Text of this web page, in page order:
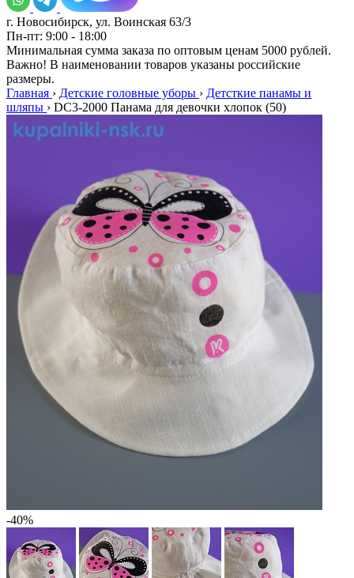
г. Новосибирск, ул. Воинская 63/3
Пн-пт: 9:00 - 18:00
Минимальная сумма заказа по оптовым ценам 5000 рублей.
Важно! В наименовании товаров указаны российские
размеры.
Главная › Детские головные уборы › Детсткие панамы и
шляпы › DC3-2000 Панама для девочки хлопок (50)
-40%